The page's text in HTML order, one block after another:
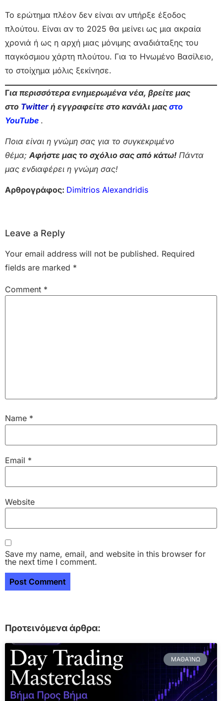
Το ερώτημα πλέον δεν είναι αν υπήρξε έξοδος
πλούτου. Είναι αν το 2025 θα μείνει ως μια ακραία
χρονιά ή ως η αρχή μιας μόνιμης αναδιάταξης του
παγκόσμιου χάρτη πλούτου. Για το Ηνωμένο Βασίλειο,
το στοίχημα μόλις ξεκίνησε.
Για περισσότερα ενημερωμένα νέα, βρείτε μας
στο Twitter ή εγγραφείτε στο κανάλι μας στο
YouTube .
Ποια είναι η γνώμη σας για το συγκεκριμένο
θέμα;Αφήστε μας το σχόλιο σας από κάτω! Πάντα
μας ενδιαφέρει η γνώμη σας!
Αρθρογράφος: Dimitrios Alexandridis
Leave a Reply
Your email address will not be published. Required
fields are marked *
Comment *
Name *
Email *
Website
Save my name, email, and website in this browser for
the next time I comment.
Προτεινόμενα άρθρα:
ΜΑΘΑΊΝΩ